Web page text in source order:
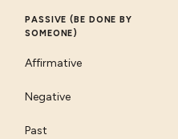
PASSIVE (BE DONE BY
SOMEONE)
Affirmative
Negative
Past